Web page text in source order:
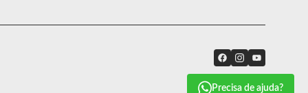
Precisa de ajuda?